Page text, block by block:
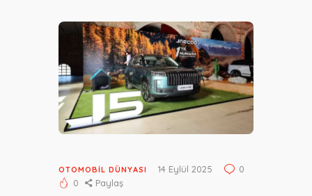
HAKKIMDA
İLETIŞIM
OTOMOBIL DÜNYASI 14 Eylül 2025
0
0
Paylaş